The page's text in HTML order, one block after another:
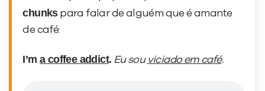
chunkspara falar de alguém que é amante
de café:
I’m a coffee addict. Eu sou viciado em café.